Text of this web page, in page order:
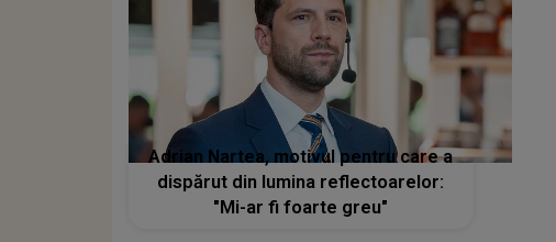
Adrian Nartea, motivul pentru care a
dispărut din lumina reflectoarelor:
"Mi-ar fi foarte greu"